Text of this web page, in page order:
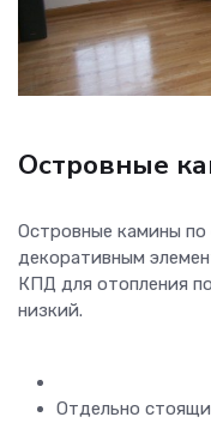
Островные
Островные камины по
декоративным
КПД для отопления
низкий.
Отдельно